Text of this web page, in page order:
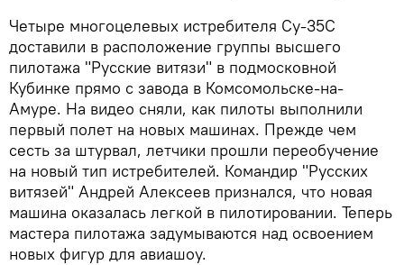
Четыре многоцелевых истребителя Су-35С
доставили в расположение группы высшего
пилотажа "Русские витязи" в подмосковной
Кубинке прямо с завода в Комсомольске-на-
Амуре. На видео сняли, как пилоты выполнили
первый полет на новых машинах. Прежде чем
сесть за штурвал, летчики прошли переобучение
на новый тип истребителей. Командир "Русских
витязей" Андрей Алексеев признался, что новая
машина оказалась легкой в пилотировании. Теперь
мастера пилотажа задумываются над освоением
новых фигур для авиашоу.